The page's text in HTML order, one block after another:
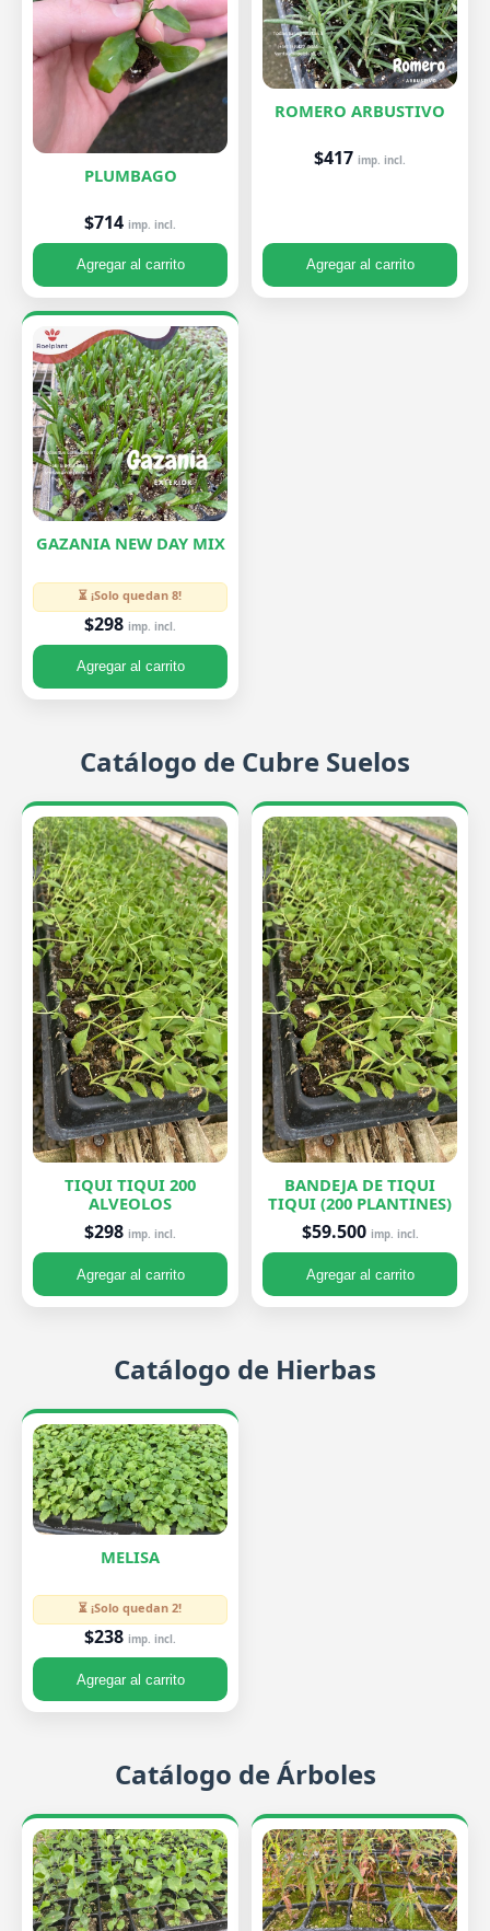
PLUMBAGO
$714 imp. incl.
Agregar al carrito
ROMERO ARBUSTIVO
$417 imp. incl.
Agregar al carrito
GAZANIA NEW DAY MIX
⏳ ¡Solo quedan 8!
$298 imp. incl.
Agregar al carrito
Catálogo de Cubre Suelos
TIQUI TIQUI 200
ALVEOLOS
$298 imp. incl.
Agregar al carrito
BANDEJA DE TIQUI
TIQUI (200 PLANTINES)
$59.500 imp. incl.
Agregar al carrito
Catálogo de Hierbas
MELISA
⏳ ¡Solo quedan 2!
$238 imp. incl.
Agregar al carrito
Catálogo de Árboles